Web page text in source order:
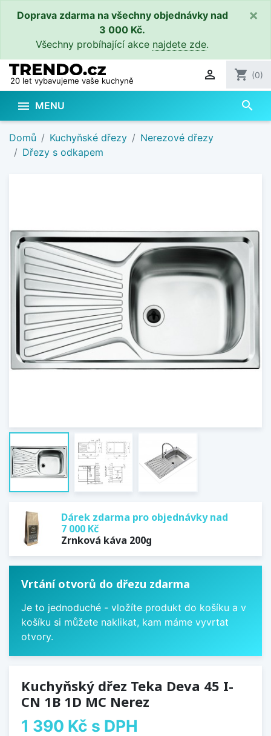
Doprava zdarma na všechny objednávky nad
3 000 Kč.
Všechny probíhající akce najdete zde.
×
20 let vybavujeme vaše kuchyně  shopping_cart (0)
 MENU search
Domů Kuchyňské dřezy
Nerezové dřezy
Dřezy s odkapem
Dárek zdarma pro objednávky nad
7 000 Kč
Zrnková káva 200g
Vrtání otvorů do dřezu zdarma
Je to jednoduché - vložíte produkt do košíku a v
košíku si můžete naklikat, kam máme vyvrtat
otvory.
Kuchyňský dřez Teka Deva 45 I-
CN 1B 1D MC Nerez
1 390 Kč s DPH